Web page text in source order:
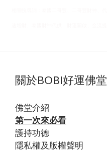
關於BOBI好運佛堂
佛堂介紹
第一次來必看
護持功德
隱私權及版權聲明